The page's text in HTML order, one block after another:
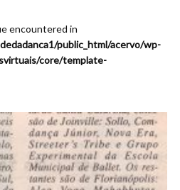
encountered in
public_html/acervo/wp-
core/template-